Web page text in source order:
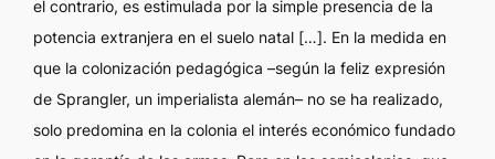
el contrario, es estimulada por la simple presencia de la
potencia extranjera en el suelo natal […]. En la medida en
que la colonización pedagógica –según la feliz expresión
de Sprangler, un imperialista alemán– no se ha realizado,
solo predomina en la colonia el interés económico fundado